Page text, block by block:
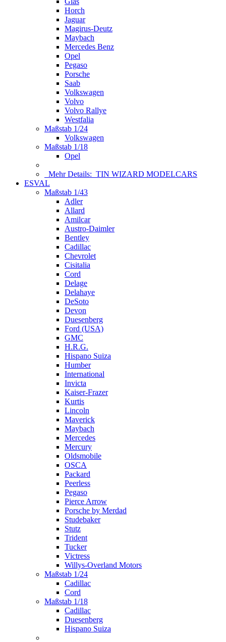
Horch
Jaguar
Magirus-Deutz
Maybach
Mercedes Benz
Opel
Pegaso
Porsche
Saab
Volkswagen
Volvo
Volvo Rallye
Westfalia
Maßstab 1/24
Volkswagen
Maßstab 1/18
Opel
Mehr Details: TIN WIZARD MODELCARS
ESVAL
Maßstab 1/43
Adler
Allard
Amilcar
Austro-Daimler
Bentley
Cadillac
Chevrolet
Cisitalia
Cord
Delage
Delahaye
DeSoto
Devon
Duesenberg
Ford (USA)
GMC
H.R.G.
Hispano Suiza
Humber
International
Invicta
Kaiser-Frazer
Kurtis
Lincoln
Maverick
Maybach
Mercedes
Mercury
Oldsmobile
OSCA
Packard
Peerless
Pegaso
Pierce Arrow
Porsche by Merdad
Studebaker
Stutz
Trident
Tucker
Victress
Willys-Overland Motors
Maßstab 1/24
Cadillac
Cord
Maßstab 1/18
Cadillac
Duesenberg
Hispano Suiza